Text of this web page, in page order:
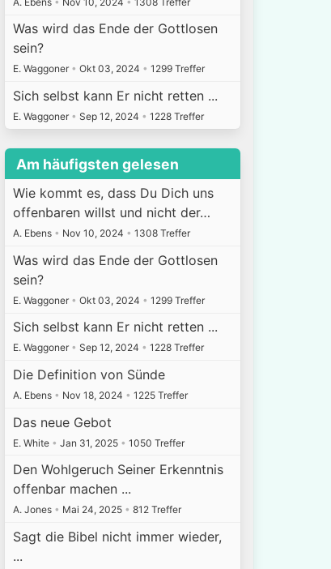
Was wird das Ende der Gottlosen
sein?
E. Waggoner • Okt 03, 2024 • 1299 Treffer
Sich selbst kann Er nicht retten ...
E. Waggoner • Sep 12, 2024 • 1228 Treffer
Am häufigsten gelesen
Wie kommt es, dass Du Dich uns
offenbaren willst und nicht der…
A. Ebens • Nov 10, 2024 • 1308 Treffer
Was wird das Ende der Gottlosen
sein?
E. Waggoner • Okt 03, 2024 • 1299 Treffer
Sich selbst kann Er nicht retten ...
E. Waggoner • Sep 12, 2024 • 1228 Treffer
Die Definition von Sünde
A. Ebens • Nov 18, 2024 • 1225 Treffer
Das neue Gebot
E. White • Jan 31, 2025 • 1050 Treffer
Den Wohlgeruch Seiner Erkenntnis
offenbar machen ...
A. Jones • Mai 24, 2025 • 812 Treffer
Sagt die Bibel nicht immer wieder,
...